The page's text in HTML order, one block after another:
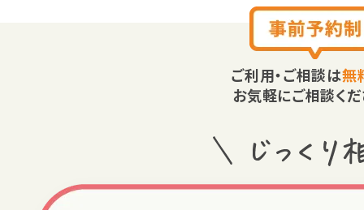
ご利用・ご相談は無
お気軽にご相談くだ